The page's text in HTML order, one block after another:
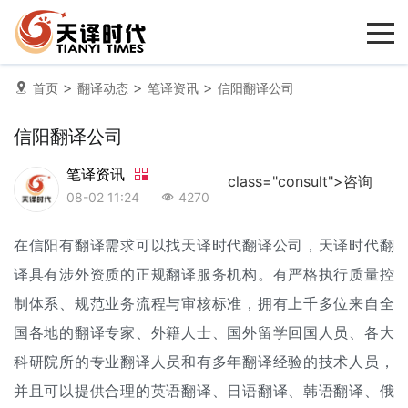
首页 > 翻译动态 > 笔译资讯 > 信阳翻译公司
信阳翻译公司
笔译资讯
08-02 11:24 4270
class="consult">咨询
在信阳有翻译需求可以找天译时代翻译公司 ，天译时代翻
译具有涉外资质的正规翻译服务机构。有严格执行质量控
制体系、规范业务流程与审核标准，拥有上千多位来自全
国各地的翻译专家、外籍人士、国外留学回国人员、各大
科研院所的专业翻译人员和有多年翻译经验的技术人员，
并且可以提供合理的英语翻译、日语翻译、韩语翻译、俄